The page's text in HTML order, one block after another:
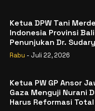
Ketua DPW Tani
Indonesia Provinsi
Penunjukan Dr.
sebagai Kepala Badan
Rabu - Juli 22, 2026
Ketua PW GP Ansor
Gaza Menguji Nurani
Harus Reformasi